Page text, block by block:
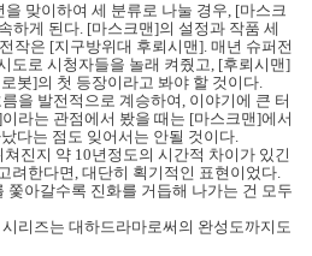
맞이하여 세 분류로 나눌 경우, [마스크
하게 된다. [마스크맨]의 설정과 작품 세
작은 [지구방위대 후뢰시맨]. 매년 슈퍼전
도로 시청자들을 놀래 켜줬고, [후뢰시맨]
봇]의 첫 등장이라고 봐야 할 것이다.
을 발전적으로 계승하여, 이야기에 큰 터
라는 관점에서 봤을 때는 [마스크맨]에서
다는 점도 잊어서는 안될 것이다.
진지 약 10년정도의 시간적 차이가 있긴
려한다면, 대단히 획기적인 표현이었다.
쫓아갈수록 진화를 거듭해 나가는 건 모두
리즈는 대하드라마로써의 완성도까지도